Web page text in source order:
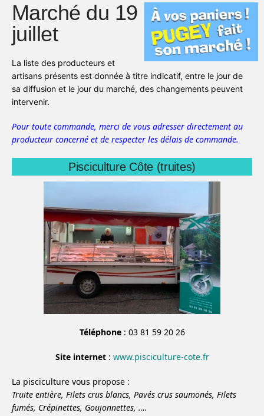
Marché du 19
juillet
La liste des producteurs et
artisans présents est donnée à titre indicatif, entre le jour de
sa diffusion et le jour du marché, des changements peuvent
intervenir.
Pour toute commande, merci de vous adresser directement au
producteur concerné et de respecter les délais de commande.
Pisciculture Côte (truites)
Téléphone: 03 81 59 20 26
Site internet: www.pisciculture-cote.fr
La pisciculture vous propose :
Truite entière, Filets crus blancs, Pavés crus saumonés, Filets
fumés, Crépinettes, Goujonnettes, ….